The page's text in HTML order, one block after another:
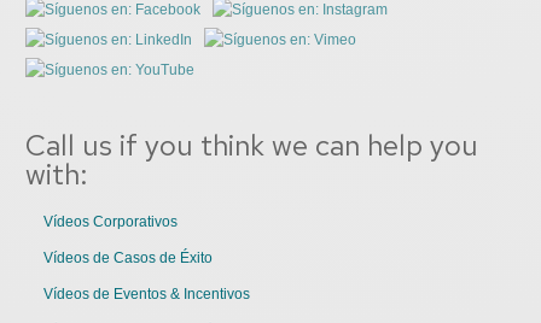
Call us if you think we can help you
with:
Vídeos Corporativos
Vídeos de Casos de Éxito
Vídeos de Eventos & Incentivos